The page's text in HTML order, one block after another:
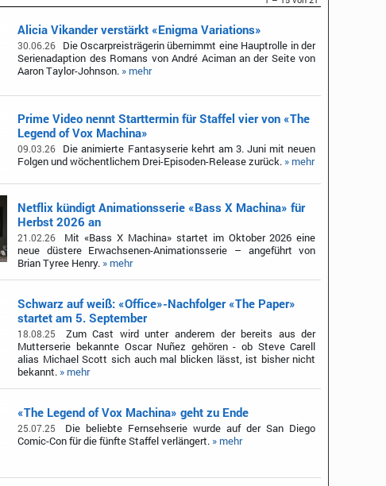
Alicia Vikander verstärkt «Enigma Variations»
30.06.26
Die Oscarpreisträgerin übernimmt eine Hauptrolle in der
Serienadaption des Romans von André Aciman an der Seite von
Aaron Taylor-Johnson. » mehr
Prime Video nennt Starttermin für Staffel vier von «The
Legend of Vox Machina»
09.03.26
Die animierte Fantasyserie kehrt am 3. Juni mit neuen
Folgen und wöchentlichem Drei-Episoden-Release zurück. » mehr
Netflix kündigt Animationsserie «Bass X Machina» für
Herbst 2026 an
21.02.26
Mit «Bass X Machina» startet im Oktober 2026 eine
neue düstere Erwachsenen-Animationsserie – angeführt von
Brian Tyree Henry. » mehr
Schwarz auf weiß: «Office»-Nachfolger «The Paper»
startet am 5. September
18.08.25
Zum Cast wird unter anderem der bereits aus der
Mutterserie bekannte Oscar Nuñez gehören - ob Steve Carell
alias Michael Scott sich auch mal blicken lässt, ist bisher nicht
bekannt. » mehr
«The Legend of Vox Machina» geht zu Ende
25.07.25
Die beliebte Fernsehserie wurde auf der San Diego
Comic-Con für die fünfte Staffel verlängert. » mehr